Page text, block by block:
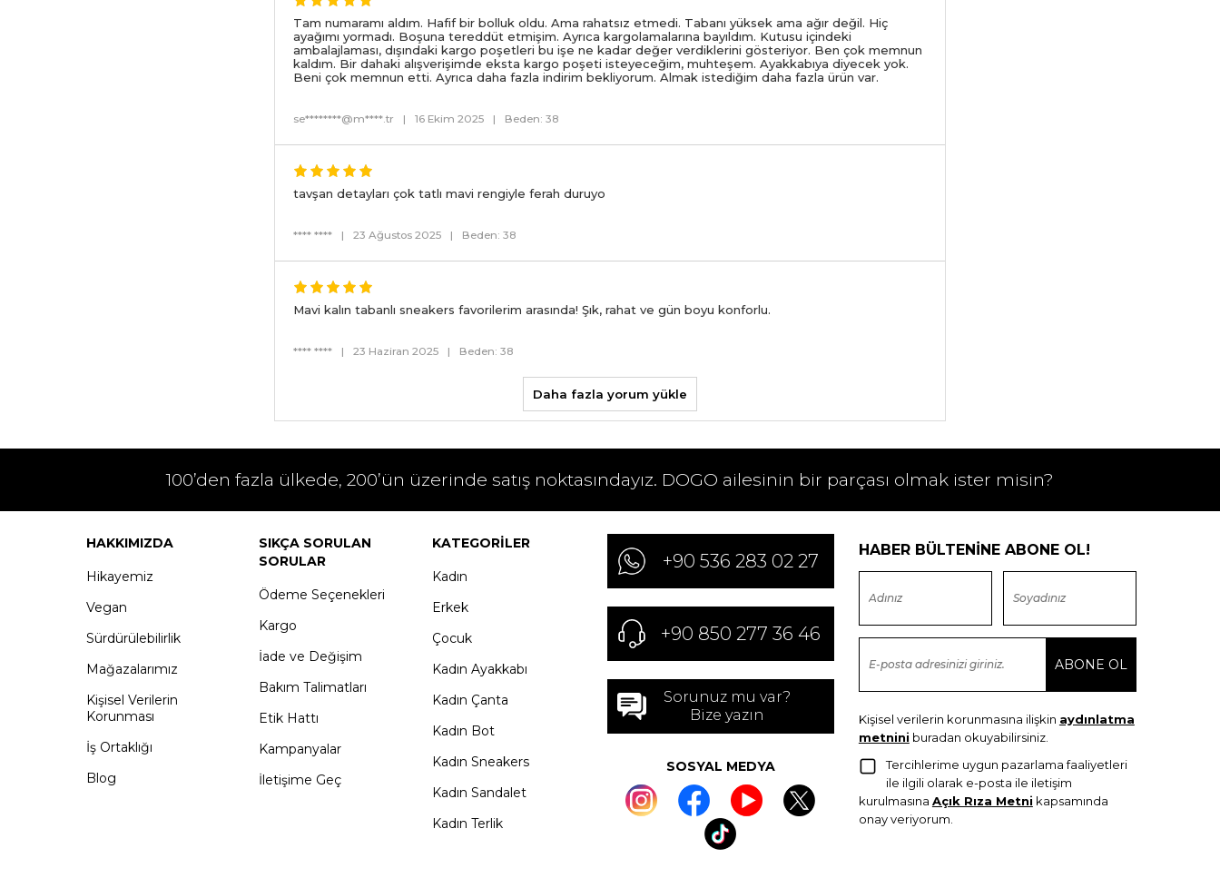
Tam numaramı aldım. Hafif bir bolluk oldu. Ama rahatsız etmedi. Tabanı yüksek ama ağır değil. Hiç
ayağımı yormadı. Boşuna tereddüt etmişim. Ayrıca kargolamalarına bayıldım. Kutusu içindeki
ambalajlaması, dışındaki kargo poşetleri bu işe ne kadar değer verdiklerini gösteriyor. Ben çok memnun
kaldım. Bir dahaki alışverişimde eksta kargo poşeti isteyeceğim, muhteşem. Ayakkabıya diyecek yok.
Beni çok memnun etti. Ayrıca daha fazla indirim bekliyorum. Almak istediğim daha fazla ürün var.
se********@m****.tr | 16 Ekim 2025 | Beden: 38
tavşan detayları çok tatlı mavi rengiyle ferah duruyo
**** **** | 23 Ağustos 2025 | Beden: 38
Mavi kalın tabanlı sneakers favorilerim arasında! Şık, rahat ve gün boyu konforlu.
**** **** | 23 Haziran 2025 | Beden: 38
Daha fazla yorum yükle
100’den fazla ülkede, 200’ün üzerinde satış noktasındayız. DOGO ailesinin bir parçası olmak ister misin?
HAKKIMIZDA
Hikayemiz
Vegan
Sürdürülebilirlik
Mağazalarımız
Kişisel Verilerin
Korunması
İş Ortaklığı
Blog
SIKÇA SORULAN
SORULAR
Ödeme Seçenekleri
Kargo
İade ve Değişim
Bakım Talimatları
Etik Hattı
Kampanyalar
İletişime Geç
KATEGORILER
Kadın
Erkek
Çocuk
Kadın Ayakkabı
Kadın Çanta
Kadın Bot
Kadın Sneakers
Kadın Sandalet
Kadın Terlik
+90 536 283 02 27
+90 850 277 36 46
Sorunuz mu var?
Bize yazın
SOSYAL MEDYA
HABER BÜLTENİNE ABONE OL!
Kişisel verilerin korunmasına ilişkin aydınlatma
metnini buradan okuyabilirsiniz.
Tercihlerime uygun pazarlama faaliyetleri
ile ilgili olarak e-posta ile iletişim
kurulmasına Açık Rıza Metni kapsamında
onay veriyorum.